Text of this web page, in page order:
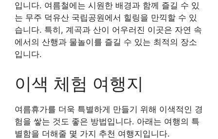
입니다. 여름철에는 시원한 배경과 함께 즐길 수 있
는 무주 덕유산 국립공원에서 힐링을 만끽할 수 있
습니다. 특히, 계곡과 산이 어우러진 이곳은 자연 속
에서의 산행과 물놀이를 즐길 수 있는 최적의 장소
입니다.
이색 체험 여행지
여름휴가를 더욱 특별하게 만들기 위해 이색적인 경
험을 쌓는 것도 좋은 방법입니다. 아래는 여행의 특
별함을 더해줄 몇 가지 추천 여행지입니다.